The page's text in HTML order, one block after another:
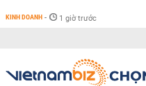
KINH DOANH - 1 giờ trước